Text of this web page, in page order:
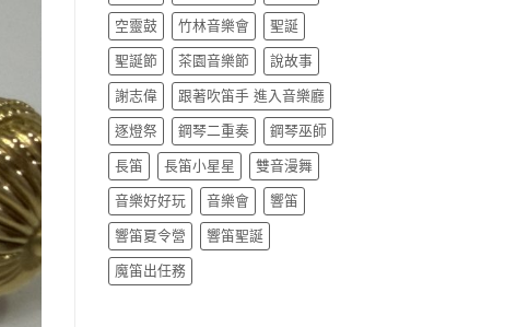
空靈鼓 竹林音樂會 聖誕
聖誕節 茶園音樂節 說故事
謝志偉 跟著吹笛手 進入音樂廳
逐燈祭 鋼琴二重奏 鋼琴巫師
長笛 長笛小星星 雙音漫舞
音樂好好玩 音樂會 響笛
響笛夏令營 響笛聖誕
魔笛出任務